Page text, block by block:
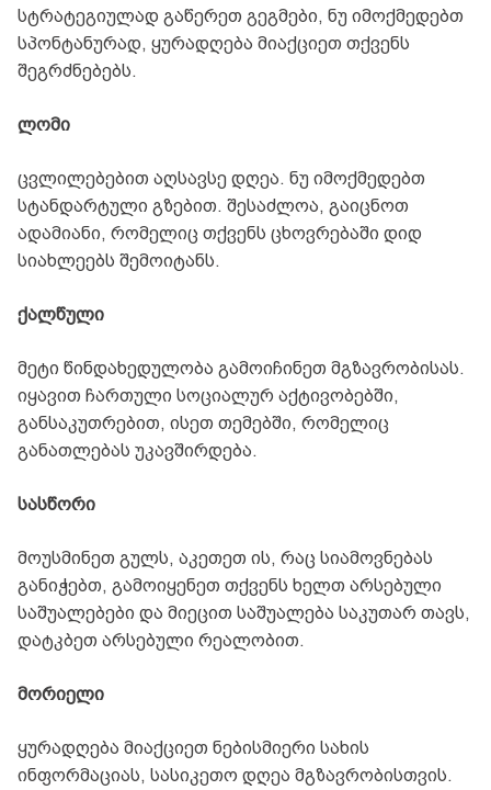
სტრატეგიულად გაწერეთ გეგმები, ნუ იმოქმედებთ
სპონტანურად, ყურადღება მიაქციეთ თქვენს
შეგრძნებებს.
ლომი
ცვლილებებით აღსავსე დღეა. ნუ იმოქმედებთ
სტანდარტული გზებით. შესაძლოა, გაიცნოთ
ადამიანი, რომელიც თქვენს ცხოვრებაში დიდ
სიახლეებს შემოიტანს.
ქალწული
მეტი წინდახედულობა გამოიჩინეთ მგზავრობისას.
იყავით ჩართული სოციალურ აქტივობებში,
განსაკუთრებით, ისეთ თემებში, რომელიც
განათლებას უკავშირდება.
სასწორი
მოუსმინეთ გულს, აკეთეთ ის, რაც სიამოვნებას
განიჭებთ, გამოიყენეთ თქვენს ხელთ არსებული
საშუალებები და მიეცით საშუალება საკუთარ თავს,
დატკბეთ არსებული რეალობით.
მორიელი
ყურადღება მიაქციეთ ნებისმიერი სახის
ინფორმაციას, სასიკეთო დღეა მგზავრობისთვის.